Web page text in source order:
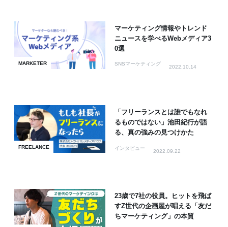
MARKETER
マーケティング情報やトレンド
ニュースを学べるWebメディア3
0選
SNSマーケティング
2022.10.14
FREELANCE
「フリーランスとは誰でもなれ
るものではない」池田紀行が語
る、真の強みの見つけかた
インタビュー
2022.09.22
23歳で7社の役員。ヒットを飛ば
すZ世代の企画屋が唱える「友だ
ちマーケティング」の本質